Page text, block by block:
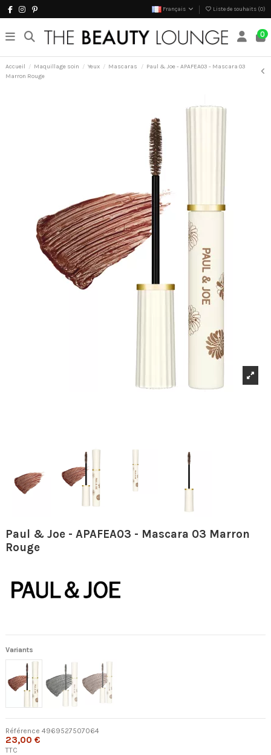
Français Liste de souhaits (0)
0
Accueil Maquillage soin Yeux Mascaras
Paul & Joe - APAFEA03 - Mascara 03
Marron Rouge
Paul & Joe - APAFEA03 - Mascara 03 Marron
Rouge
Variants
Référence 4969527507064
23,00 €
TTC